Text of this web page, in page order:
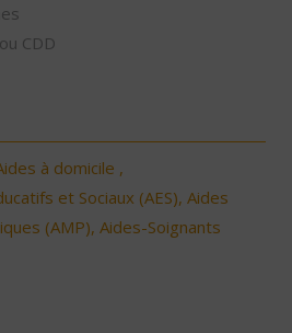
CDD
à domicile ,
et Sociaux (AES), Aides
(AMP), Aides-Soignants